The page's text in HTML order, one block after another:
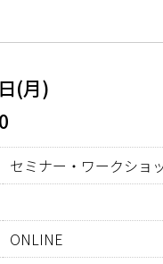
(月)
セミナー・ワークショ
ONLINE